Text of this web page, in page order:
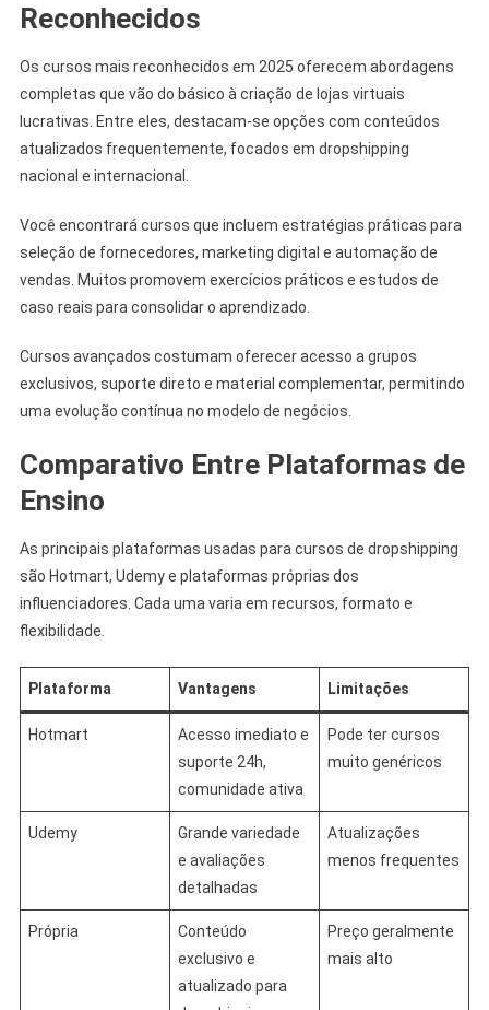
Reconhecidos
Os cursos mais reconhecidos em 2025 oferecem abordagens
completas que vão do básico à criação de lojas virtuais
lucrativas. Entre eles, destacam-se opções com conteúdos
atualizados frequentemente, focados em dropshipping
nacional e internacional.
Você encontrará cursos que incluem estratégias práticas para
seleção de fornecedores, marketing digital e automação de
vendas. Muitos promovem exercícios práticos e estudos de
caso reais para consolidar o aprendizado.
Cursos avançados costumam oferecer acesso a grupos
exclusivos, suporte direto e material complementar, permitindo
uma evolução contínua no modelo de negócios.
Comparativo Entre Plataformas de
Ensino
As principais plataformas usadas para cursos de dropshipping
são Hotmart, Udemy e plataformas próprias dos
influenciadores. Cada uma varia em recursos, formato e
flexibilidade.
Plataforma Vantagens Limitações
Hotmart
Acesso imediato e
suporte 24h,
comunidade ativa
Pode ter cursos
muito genéricos
Udemy
Grande variedade
e avaliações
detalhadas
Atualizações
menos frequentes
Própria
Conteúdo
exclusivo e
atualizado para
Preço geralmente
mais alto